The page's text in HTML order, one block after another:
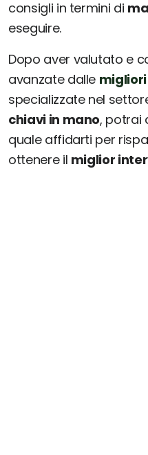
consigli in termini di
eseguire.
Dopo aver valutato e
avanzate dalle
specializzate nel
chiavi in mano, potrai
quale affidarti per
ottenere il miglior